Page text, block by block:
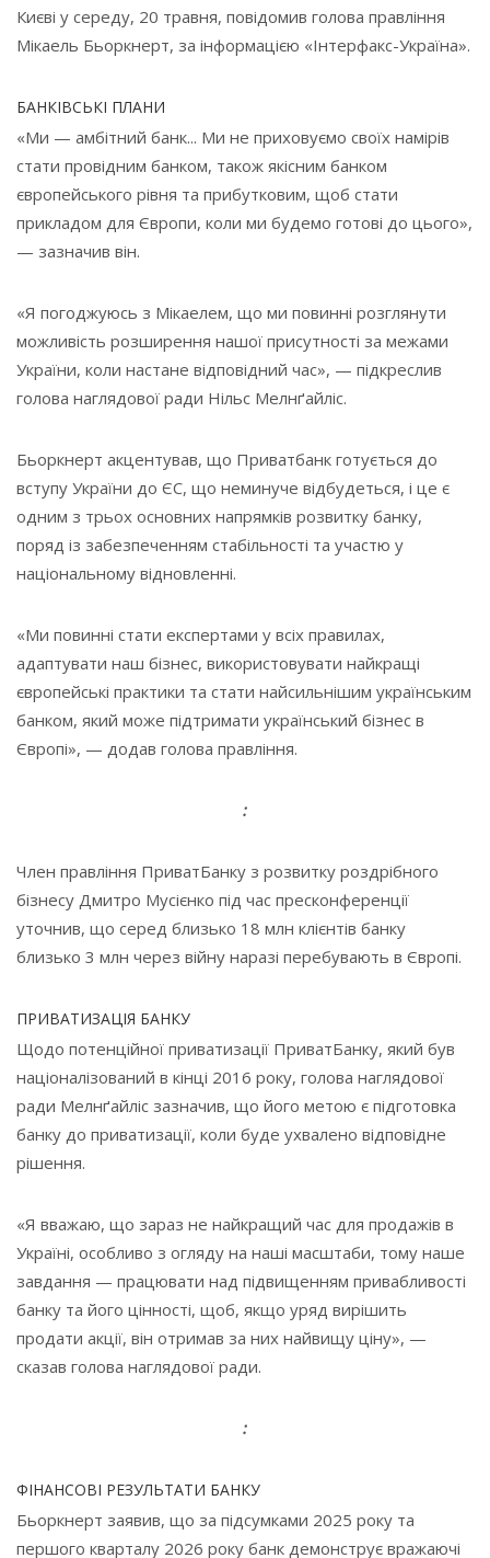
Києві у середу, 20 травня, повідомив голова правління
Мікаель Бьоркнерт, за інформацією «Інтерфакс-Україна».
БАНКІВСЬКІ ПЛАНИ
«Ми — амбітний банк... Ми не приховуємо своїх намірів
стати провідним банком, також якісним банком
європейського рівня та прибутковим, щоб стати
прикладом для Європи, коли ми будемо готові до цього»,
— зазначив він.
«Я погоджуюсь з Мікаелем, що ми повинні розглянути
можливість розширення нашої присутності за межами
України, коли настане відповідний час», — підкреслив
голова наглядової ради Нільс Мелнґайліс.
Бьоркнерт акцентував, що Приватбанк готується до
вступу України до ЄС, що неминуче відбудеться, і це є
одним з трьох основних напрямків розвитку банку,
поряд із забезпеченням стабільності та участю у
національному відновленні.
«Ми повинні стати експертами у всіх правилах,
адаптувати наш бізнес, використовувати найкращі
європейські практики та стати найсильнішим українським
банком, який може підтримати український бізнес в
Європі», — додав голова правління.
:
Член правління ПриватБанку з розвитку роздрібного
бізнесу Дмитро Мусієнко під час пресконференції
уточнив, що серед близько 18 млн клієнтів банку
близько 3 млн через війну наразі перебувають в Європі.
ПРИВАТИЗАЦІЯ БАНКУ
Щодо потенційної приватизації ПриватБанку, який був
націоналізований в кінці 2016 року, голова наглядової
ради Мелнґайліс зазначив, що його метою є підготовка
банку до приватизації, коли буде ухвалено відповідне
рішення.
«Я вважаю, що зараз не найкращий час для продажів в
Україні, особливо з огляду на наші масштаби, тому наше
завдання — працювати над підвищенням привабливості
банку та його цінності, щоб, якщо уряд вирішить
продати акції, він отримав за них найвищу ціну», —
сказав голова наглядової ради.
:
ФІНАНСОВІ РЕЗУЛЬТАТИ БАНКУ
Бьоркнерт заявив, що за підсумками 2025 року та
першого кварталу 2026 року банк демонструє вражаючі